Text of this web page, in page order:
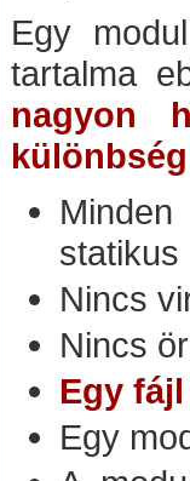
Egy
tartalma
nagyon
statikus
Nincs
Nincs
Egy
Egy